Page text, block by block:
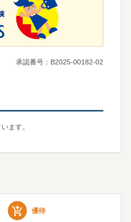
承認番号：B2025-00182-02
ます。
優待